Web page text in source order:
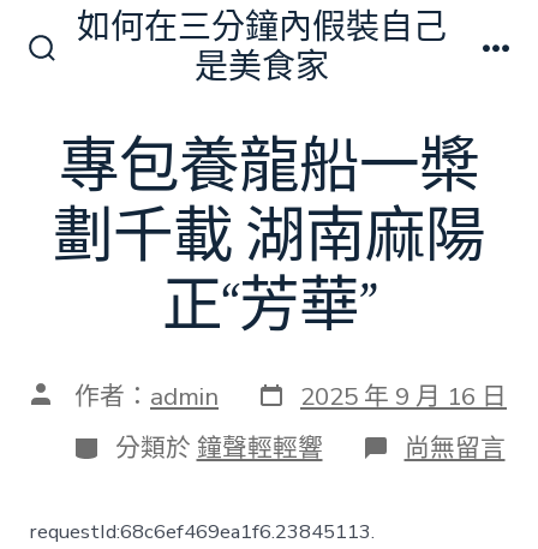
換
開
如何在三分鐘內假裝自己
是美食家
專包養龍船一槳
劃千載 湖南麻陽
正“芳華”
文 作者： admin 發
表
日
期
2025 年 9 月 16 日
分
類
分類於 鐘聲輕輕響 在
〈專
尚無留言
requestId:68c6ef469ea1f6.23845113.